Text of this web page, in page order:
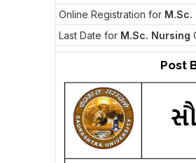
Online Registration for M.Sc.
Last Date for M.Sc. Nursing
Post